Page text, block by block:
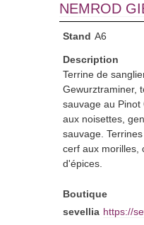
NEMROD
Stand A6
Description
Terrine de
Gewurztraminer,
sauvage au
aux noisettes,
sauvage.
cerf aux morilles,
d'épices.
Boutique
sevellia https://